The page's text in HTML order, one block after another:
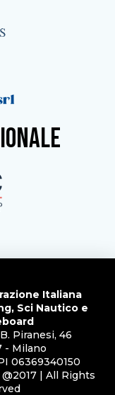
Italiana
Sci Nautico e
Piranesi, 46
- Milano
06369340150
@2017 | All Rights